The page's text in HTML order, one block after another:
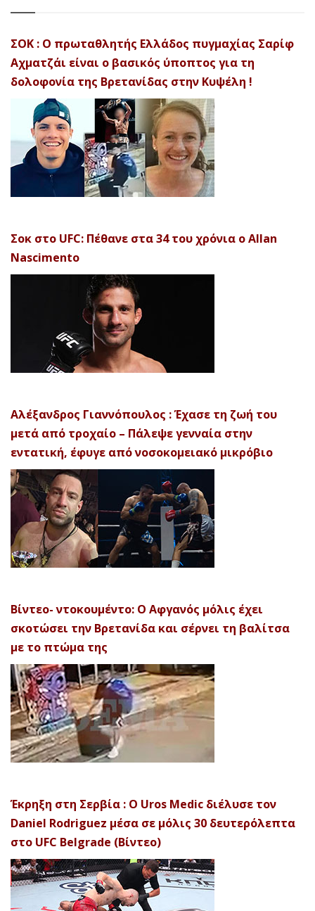
ΣΟΚ : Ο πρωταθλητής Ελλάδος πυγμαχίας Σαρίφ
Αχματζάι είναι ο βασικός ύποπτος για τη
δολοφονία της Βρετανίδας στην Κυψέλη !
Σοκ στο UFC: Πέθανε στα 34 του χρόνια ο Allan
Nascimento
Αλέξανδρος Γιαννόπουλος : Έχασε τη ζωή του
μετά από τροχαίο – Πάλεψε γενναία στην
εντατική, έφυγε από νοσοκομειακό μικρόβιο
Βίντεο- ντοκουμέντο: Ο Αφγανός μόλις έχει
σκοτώσει την Βρετανίδα και σέρνει τη βαλίτσα
με το πτώμα της
Έκρηξη στη Σερβία : Ο Uros Medic διέλυσε τον
Daniel Rodriguez μέσα σε μόλις 30 δευτερόλεπτα
στο UFC Belgrade (Βίντεο)